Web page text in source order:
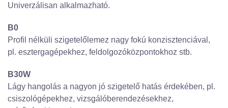
Univerzálisan alkalmazható.
B0
Profil nélküli szigetelőlemez nagy fokú konzisztenciával,
pl. esztergagépekhez, feldolgozóközpontokhoz stb.
B30W
Lágy hangolás a nagyon jó szigetelő hatás érdekében, pl.
csiszológépekhez, vizsgálóberendezésekhez,